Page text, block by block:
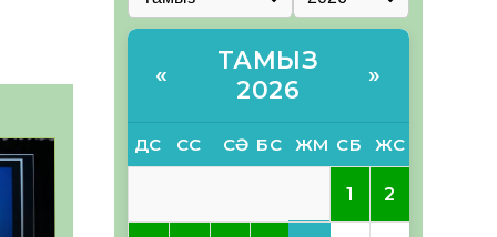
«
ТАМЫЗ
2026
»
ДС СС СӘ БС ЖМ СБ ЖС
1 2